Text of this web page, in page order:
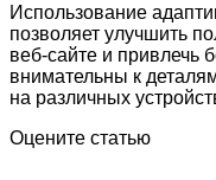
Использование
позволяет улучшить
веб-сайте и привлечь
внимательны к
на различных
Оцените статью